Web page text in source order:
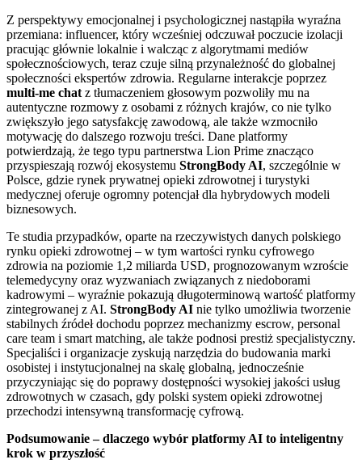
Z perspektywy emocjonalnej i psychologicznej nastąpiła wyraźna
przemiana: influencer, który wcześniej odczuwał poczucie izolacji
pracując głównie lokalnie i walcząc z algorytmami mediów
społecznościowych, teraz czuje silną przynależność do globalnej
społeczności ekspertów zdrowia. Regularne interakcje poprzez
multi-me chat z tłumaczeniem głosowym pozwoliły mu na
autentyczne rozmowy z osobami z różnych krajów, co nie tylko
zwiększyło jego satysfakcję zawodową, ale także wzmocniło
motywację do dalszego rozwoju treści. Dane platformy
potwierdzają, że tego typu partnerstwa Lion Prime znacząco
przyspieszają rozwój ekosystemu StrongBody AI, szczególnie w
Polsce, gdzie rynek prywatnej opieki zdrowotnej i turystyki
medycznej oferuje ogromny potencjał dla hybrydowych modeli
biznesowych.
Te studia przypadków, oparte na rzeczywistych danych polskiego
rynku opieki zdrowotnej – w tym wartości rynku cyfrowego
zdrowia na poziomie 1,2 miliarda USD, prognozowanym wzroście
telemedycyny oraz wyzwaniach związanych z niedoborami
kadrowymi – wyraźnie pokazują długoterminową wartość platformy
zintegrowanej z AI. StrongBody AI nie tylko umożliwia tworzenie
stabilnych źródeł dochodu poprzez mechanizmy escrow, personal
care team i smart matching, ale także podnosi prestiż specjalistyczny.
Specjaliści i organizacje zyskują narzędzia do budowania marki
osobistej i instytucjonalnej na skalę globalną, jednocześnie
przyczyniając się do poprawy dostępności wysokiej jakości usług
zdrowotnych w czasach, gdy polski system opieki zdrowotnej
przechodzi intensywną transformację cyfrową.
Podsumowanie – dlaczego wybór platformy AI to inteligentny
krok w przyszłość